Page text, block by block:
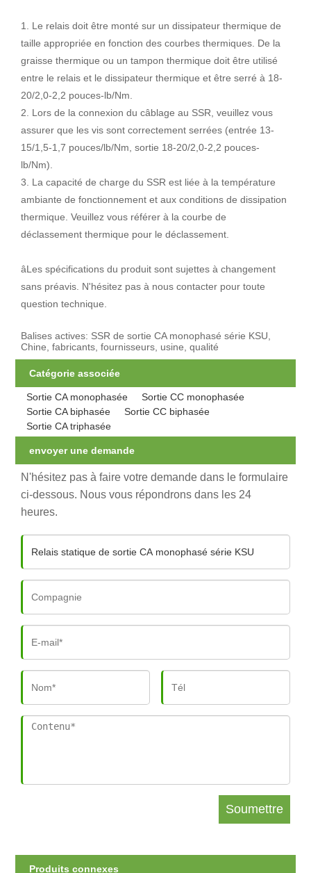
1. Le relais doit être monté sur un dissipateur thermique de
taille appropriée en fonction des courbes thermiques. De la
graisse thermique ou un tampon thermique doit être utilisé
entre le relais et le dissipateur thermique et être serré à 18-
20/2,0-2,2 pouces-lb/Nm.
2. Lors de la connexion du câblage au SSR, veuillez vous
assurer que les vis sont correctement serrées (entrée 13-
15/1,5-1,7 pouces/lb/Nm, sortie 18-20/2,0-2,2 pouces-
lb/Nm).
3. La capacité de charge du SSR est liée à la température
ambiante de fonctionnement et aux conditions de dissipation
thermique. Veuillez vous référer à la courbe de
déclassement thermique pour le déclassement.
âLes spécifications du produit sont sujettes à changement
sans préavis. N'hésitez pas à nous contacter pour toute
question technique.
Balises actives: SSR de sortie CA monophasé série KSU,
Chine, fabricants, fournisseurs, usine, qualité
Catégorie associée
Sortie CA monophasée
Sortie CC monophasée
Sortie CA biphasée
Sortie CC biphasée
Sortie CA triphasée
envoyer une demande
N'hésitez pas à faire votre demande dans le formulaire
ci-dessous. Nous vous répondrons dans les 24
heures.
Produits connexes